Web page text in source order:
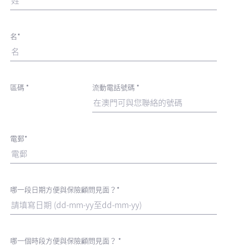
名*
區碼 * 流動電話號碼 *
電郵*
哪一段日期方便與保險顧問見面？*
哪一個時段方便與保險顧問見面？ *